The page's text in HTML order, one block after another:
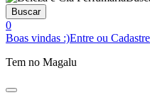
Buscar
0
Boas vindas :)Entre ou
Tem no Magalu